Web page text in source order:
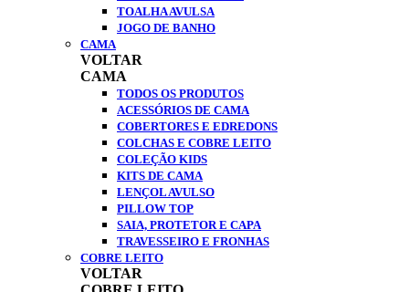
TOALHA AVULSA
JOGO DE BANHO
CAMA
VOLTAR
CAMA
TODOS OS PRODUTOS
ACESSÓRIOS DE CAMA
COBERTORES E EDREDONS
COLCHAS E COBRE LEITO
COLEÇÃO KIDS
KITS DE CAMA
LENÇOL AVULSO
PILLOW TOP
SAIA, PROTETOR E CAPA
TRAVESSEIRO E FRONHAS
COBRE LEITO
VOLTAR